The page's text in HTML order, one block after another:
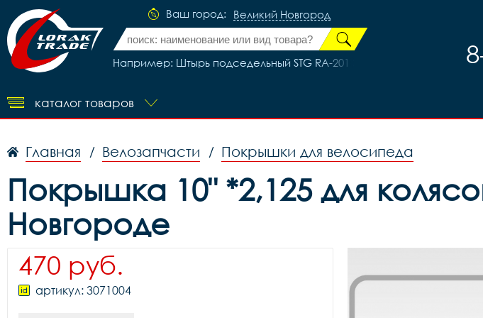
Ваш город: Великий Новгород
Например: Штырь подседельный STG RA-201 30,8*350мм, код 89956
каталог товаров
Главная / Велозапчасти / Покрышки для велосипеда
Покрышка 10" *2,125 для
Новгороде
470 руб.
артикул: 3071004